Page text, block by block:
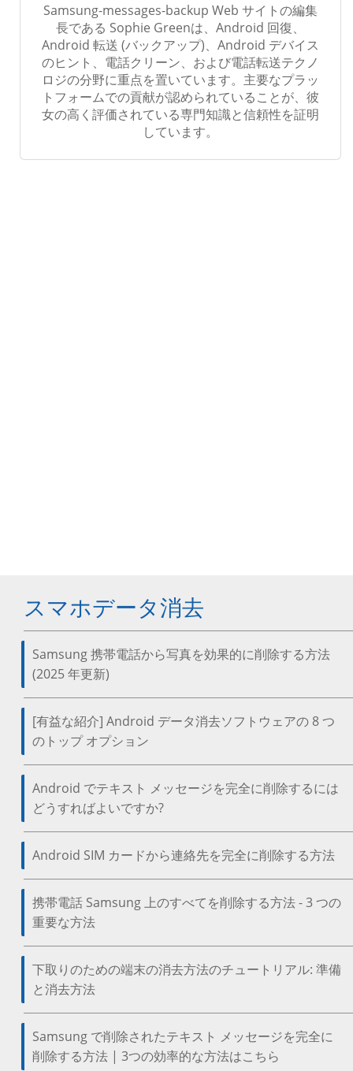
スマホデータ消去
Samsung 携帯電話から写真を効果的に削除する方法
(2025 年更新)
[有益な紹介] Android データ消去ソフトウェアの 8 つ
のトップ オプション
Android でテキスト メッセージを完全に削除するには
どうすればよいですか?
Android SIM カードから連絡先を完全に削除する方法
携帯電話 Samsung 上のすべてを削除する方法 - 3 つの
重要な方法
下取りのための端末の消去方法のチュートリアル: 準備
と消去方法
Samsung で削除されたテキスト メッセージを完全に
削除する方法 | 3つの効率的な方法はこちら
Samsung-messages-backup Web サイトの編集
長である Sophie Greenは、Android 回復、
Android 転送 (バックアップ)、Android デバイス
のヒント、電話クリーン、および電話転送テクノ
ロジの分野に重点を置いています。主要なプラッ
トフォームでの貢献が認められていることが、彼
女の高く評価されている専門知識と信頼性を証明
しています。